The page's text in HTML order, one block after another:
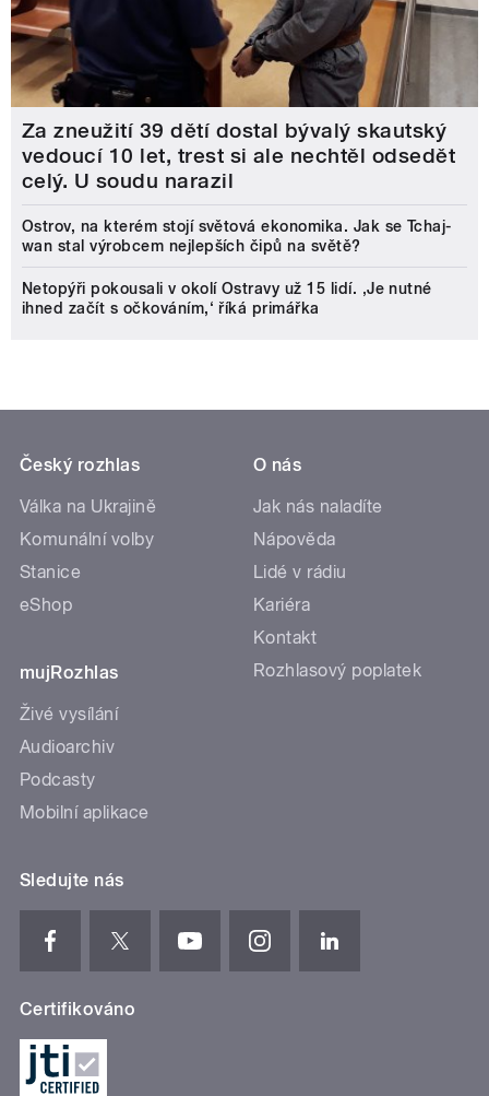
Za zneužití 39 dětí dostal bývalý skautský
vedoucí 10 let, trest si ale nechtěl odsedět
celý. U soudu narazil
Ostrov, na kterém stojí světová ekonomika. Jak se Tchaj-
wan stal výrobcem nejlepších čipů na světě?
Netopýři pokousali v okolí Ostravy už 15 lidí. ‚Je nutné
ihned začít s očkováním,‘ říká primářka
Český rozhlas
Válka na Ukrajině
Komunální volby
Stanice
eShop
mujRozhlas
Živé vysílání
Audioarchiv
Podcasty
Mobilní aplikace
O nás
Jak nás naladíte
Nápověda
Lidé v rádiu
Kariéra
Kontakt
Rozhlasový poplatek
Sledujte nás
Certifikováno